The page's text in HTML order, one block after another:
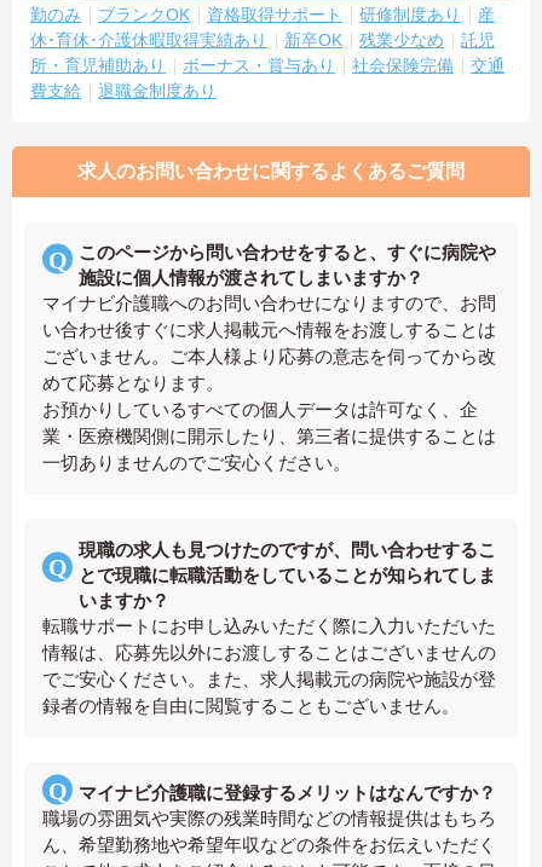
勤のみ
ブランクOK 資格取得サポート 研修制度あり
産
休･育休･介護休暇取得実績あり
新卒OK 残業少なめ
託児
所・育児補助あり
ボーナス・賞与あり 社会保険完備
交通
費支給
退職金制度あり
求人のお問い合わせに関するよくあるご質問
このページから問い合わせをすると、すぐに病院や
施設に個人情報が渡されてしまいますか？
マイナビ介護職へのお問い合わせになりますので、お問
い合わせ後すぐに求人掲載元へ情報をお渡しすることは
ございません。ご本人様より応募の意志を伺ってから改
めて応募となります。
お預かりしているすべての個人データは許可なく、企
業・医療機関側に開示したり、第三者に提供することは
一切ありませんのでご安心ください。
現職の求人も見つけたのですが、問い合わせするこ
とで現職に転職活動をしていることが知られてしま
いますか？
転職サポートにお申し込みいただく際に入力いただいた
情報は、応募先以外にお渡しすることはございませんの
でご安心ください。また、求人掲載元の病院や施設が登
録者の情報を自由に閲覧することもございません。
マイナビ介護職に登録するメリットはなんですか？
職場の雰囲気や実際の残業時間などの情報提供はもちろ
ん、希望勤務地や希望年収などの条件をお伝えいただく